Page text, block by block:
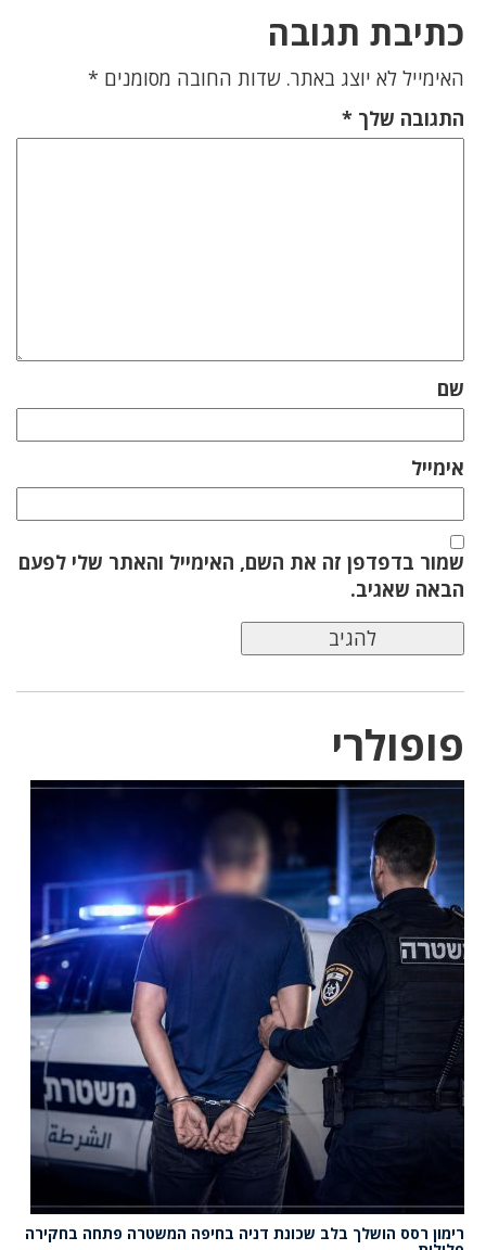
כתיבת תגובה
האימייל לא יוצג באתר. שדות החובה מסומנים *
התגובה שלך *
שם
אימייל
שמור בדפדפן זה את השם, האימייל והאתר שלי לפעם
הבאה שאגיב.
פופולרי
רימון רסס הושלך בלב שכונת דניה בחיפה המשטרה פתחה בחקירה